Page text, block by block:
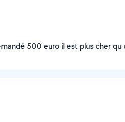
500 euro il est plus cher qu